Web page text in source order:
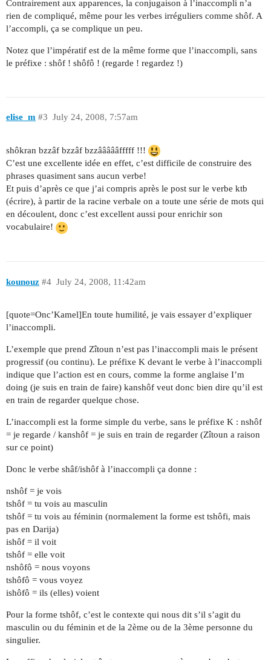
Contrairement aux apparences, la conjugaison à l’inaccompli n’a
rien de compliqué, même pour les verbes irréguliers comme shôf. A
l’accompli, ça se complique un peu.
Notez que l’impératif est de la même forme que l’inaccompli, sans
le préfixe : shôf ! shôfô ! (regarde ! regardez !)
elise_m July 24, 2008, 7:57am
#3
shôkran bzzâf bzzâf bzzâââââfffff !!!
C’est une excellente idée en effet, c’est difficile de construire des
phrases quasiment sans aucun verbe!
Et puis d’après ce que j’ai compris après le post sur le verbe ktb
(écrire), à partir de la racine verbale on a toute une série de mots qui
en découlent, donc c’est excellent aussi pour enrichir son
vocabulaire!
kounouz July 24, 2008, 11:42am
#4
[quote=Onc’Kamel]En toute humilité, je vais essayer d’expliquer
l’inaccompli.
L’exemple que prend Zîtoun n’est pas l’inaccompli mais le présent
progressif (ou continu). Le préfixe K devant le verbe à l’inaccompli
indique que l’action est en cours, comme la forme anglaise I’m
doing (je suis en train de faire) kanshôf veut donc bien dire qu’il est
en train de regarder quelque chose.
L’inaccompli est la forme simple du verbe, sans le préfixe K : nshôf
= je regarde / kanshôf = je suis en train de regarder (Zîtoun a raison
sur ce point)
Donc le verbe shâf/ishôf à l’inaccompli ça donne :
nshôf = je vois
tshôf = tu vois au masculin
tshôf = tu vois au féminin (normalement la forme est tshôfi, mais
pas en Darija)
ishôf = il voit
tshôf = elle voit
nshôfô = nous voyons
tshôfô = vous voyez
ishôfô = ils (elles) voient
Pour la forme tshôf, c’est le contexte qui nous dit s’il s’agit du
masculin ou du féminin et de la 2ème ou de la 3ème personne du
singulier.